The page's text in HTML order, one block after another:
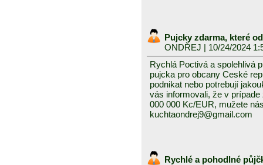
Pujcky zdarma, které
ONDŘEJ | 10/24/2024
Rychlá Poctivá a spolehlivá
pujcka pro obcany Ceské
podnikat nebo potrebují
vás informovali, že v
000 000 Kc/EUR, mužete
kuchtaondrej9@gmail.com
Rychlé a pohodlné